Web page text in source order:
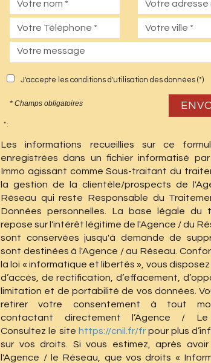
J'accepte les conditions d'utilisation des données (*)
* Champs obligatoires
* :
Les informations recueillies sur ce
enregistrées dans un fichier informatisé
Immo agissant comme Sous-traitant du
la gestion de la clientèle/prospects de
Réseau qui reste Responsable du
Données personnelles. La base légale du
repose sur l'intérêt légitime de l'Agence / du
sont conservées jusqu'à demande de
sont destinées à l'Agence / au Réseau.
la loi « informatique et libertés », vous
d’accès, de rectification, d’effacement,
limitation et de portabilité de vos données.
retirer votre consentement à tout
contactant directement l’Agence / Le
Consultez le site https://cnil.fr/frpour plus
sur vos droits. Si vous estimez, après
l'Agence / le Réseau, que vos droits «